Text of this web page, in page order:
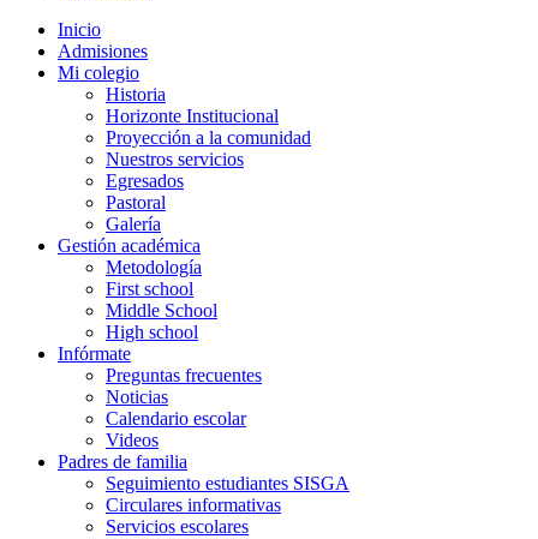
Inicio
Admisiones
Mi colegio
Historia
Horizonte Institucional
Proyección a la comunidad
Nuestros servicios
Egresados
Pastoral
Galería
Gestión académica
Metodología
First school
Middle School
High school
Infórmate
Preguntas frecuentes
Noticias
Calendario escolar
Videos
Padres de familia
Seguimiento estudiantes SISGA
Circulares informativas
Servicios escolares